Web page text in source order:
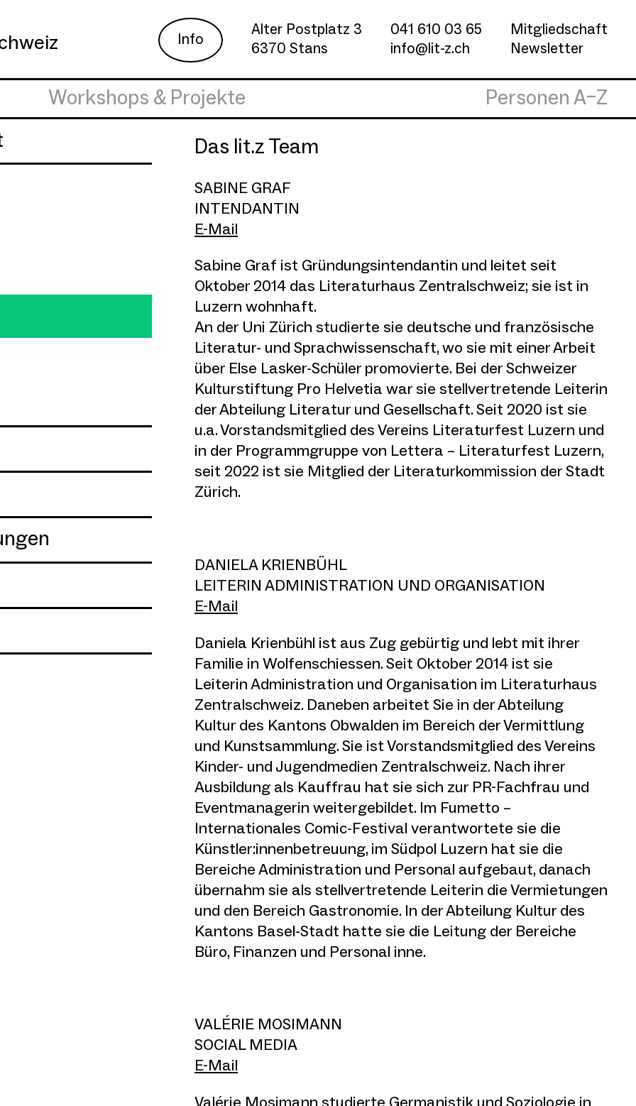
Info
Alter Postplatz 3
6370 Stans
041 610 03 65
info@lit-z.ch
Mitgliedschaft
Newsletter
Workshops & Projekte
Personen A–Z
Das lit.z Team
SABINE GRAF
INTENDANTIN
E-Mail
Sabine Graf ist Gründungsintendantin und leitet seit
Oktober 2014 das Literaturhaus Zentralschweiz; sie ist in
Luzern wohnhaft.
An der Uni Zürich studierte sie deutsche und französische
Literatur- und Sprachwissenschaft, wo sie mit einer Arbeit
über Else Lasker-Schüler promovierte. Bei der Schweizer
Kulturstiftung Pro Helvetia war sie stellvertretende Leiterin
der Abteilung Literatur und Gesellschaft. Seit 2020 ist sie
u.a. Vorstandsmitglied des Vereins Literaturfest Luzern und
in der Programmgruppe von Lettera – Literaturfest Luzern,
seit 2022 ist sie Mitglied der Literaturkommission der Stadt
Zürich.
DANIELA KRIENBÜHL
LEITERIN ADMINISTRATION UND ORGANISATION
E-Mail
Daniela Krienbühl ist aus Zug gebürtig und lebt mit ihrer
Familie in Wolfenschiessen. Seit Oktober 2014 ist sie
Leiterin Administration und Organisation im Literaturhaus
Zentralschweiz. Daneben arbeitet Sie in der Abteilung
Kultur des Kantons Obwalden im Bereich der Vermittlung
und Kunstsammlung. Sie ist Vorstandsmitglied des Vereins
Kinder- und Jugendmedien Zentralschweiz. Nach ihrer
Ausbildung als Kauffrau hat sie sich zur PR-Fachfrau und
Eventmanagerin weitergebildet. Im Fumetto –
Internationales Comic-Festival verantwortete sie die
Künstler:innenbetreuung, im Südpol Luzern hat sie die
Bereiche Administration und Personal aufgebaut, danach
übernahm sie als stellvertretende Leiterin die Vermietungen
und den Bereich Gastronomie. In der Abteilung Kultur des
Kantons Basel-Stadt hatte sie die Leitung der Bereiche
Büro, Finanzen und Personal inne.
VALÉRIE MOSIMANN
SOCIAL MEDIA
E-Mail